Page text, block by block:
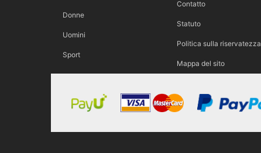
Donne
Uomini
Sport
Contatto
Statuto
Politica sulla riservatezza
Mappa del sito